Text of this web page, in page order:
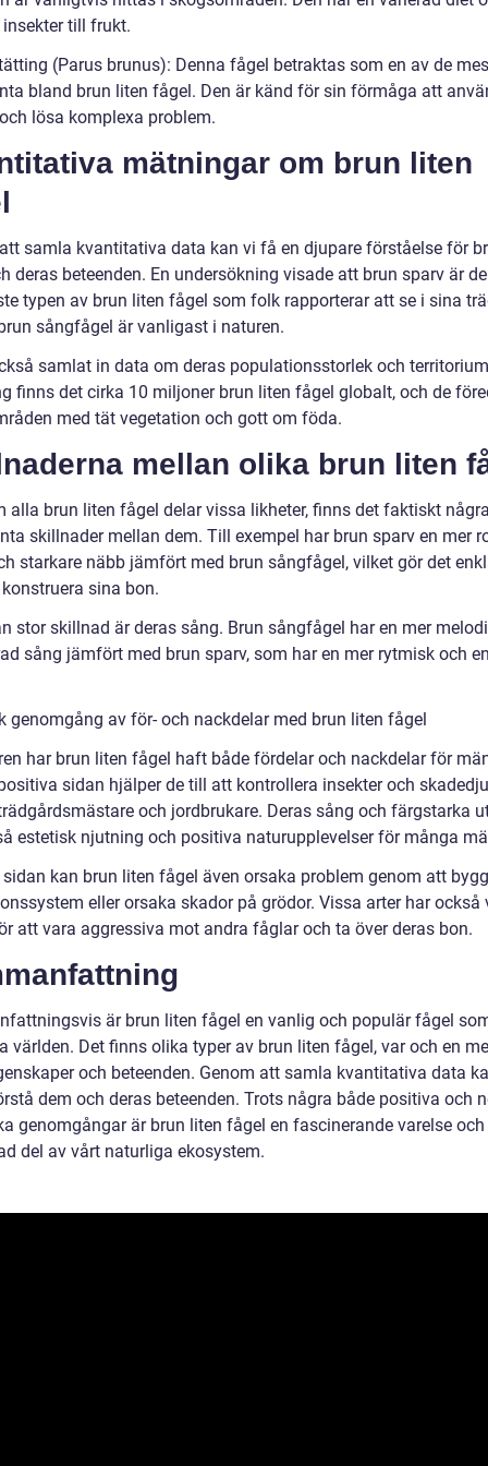
till frukt.
(Parus brunus): Denna fågel betraktas som en av de
bland brun liten fågel. Den är känd för sin förmåga att
lösa komplexa problem.
mätningar om brun liten
samla kvantitativa data kan vi få en djupare förståelse för
deras beteenden. En undersökning visade att brun sparv är
typen av brun liten fågel som folk rapporterar att se i sina
sångfågel är vanligast i naturen.
samlat in data om deras populationsstorlek och
finns det cirka 10 miljoner brun liten fågel globalt, och de
med tät vegetation och gott om föda.
mellan olika brun liten
alla brun liten fågel delar vissa likheter, finns det faktiskt
skillnader mellan dem. Till exempel har brun sparv en mer
starkare näbb jämfört med brun sångfågel, vilket gör det
sina bon.
stor skillnad är deras sång. Brun sångfågel har en mer
sång jämfört med brun sparv, som har en mer rytmisk och
genomgång av för- och nackdelar med brun liten fågel
har brun liten fågel haft både fördelar och nackdelar för
sidan hjälper de till att kontrollera insekter och
och jordbrukare. Deras sång och färgstarka
estetisk njutning och positiva naturupplevelser för många
kan brun liten fågel även orsaka problem genom att
eller orsaka skador på grödor. Vissa arter har också
att vara aggressiva mot andra fåglar och ta över deras bon.
är brun liten fågel en vanlig och populär fågel
världen. Det finns olika typer av brun liten fågel, var och en
och beteenden. Genom att samla kvantitativa data
dem och deras beteenden. Trots några både positiva och
genomgångar är brun liten fågel en fascinerande varelse och
del av vårt naturliga ekosystem.